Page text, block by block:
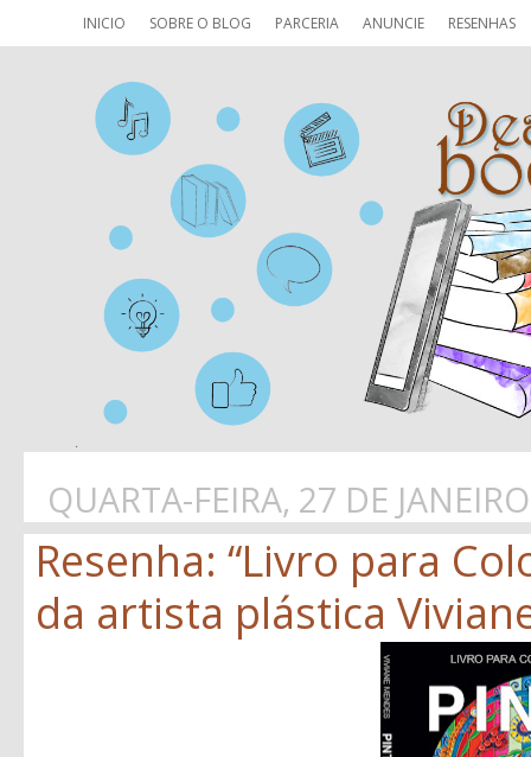
INICIO SOBRE O BLOG PARCERIA ANUNCIE RESENHAS
QUARTA-FEIRA, 27 DE
Resenha: “Livro para
da artista plástica